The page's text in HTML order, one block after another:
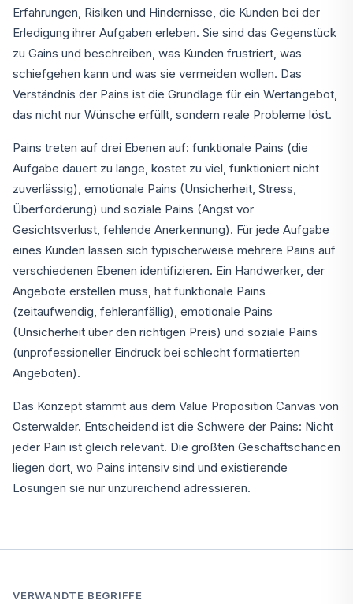
Erfahrungen, Risiken und Hindernisse, die Kunden bei der
Erledigung ihrer Aufgaben erleben. Sie sind das Gegenstück
zu Gains und beschreiben, was Kunden frustriert, was
schiefgehen kann und was sie vermeiden wollen. Das
Verständnis der Pains ist die Grundlage für ein Wertangebot,
das nicht nur Wünsche erfüllt, sondern reale Probleme löst.
Pains treten auf drei Ebenen auf: funktionale Pains (die
Aufgabe dauert zu lange, kostet zu viel, funktioniert nicht
zuverlässig), emotionale Pains (Unsicherheit, Stress,
Überforderung) und soziale Pains (Angst vor
Gesichtsverlust, fehlende Anerkennung). Für jede Aufgabe
eines Kunden lassen sich typischerweise mehrere Pains auf
verschiedenen Ebenen identifizieren. Ein Handwerker, der
Angebote erstellen muss, hat funktionale Pains
(zeitaufwendig, fehleranfällig), emotionale Pains
(Unsicherheit über den richtigen Preis) und soziale Pains
(unprofessioneller Eindruck bei schlecht formatierten
Angeboten).
Das Konzept stammt aus dem Value Proposition Canvas von
Osterwalder. Entscheidend ist die Schwere der Pains: Nicht
jeder Pain ist gleich relevant. Die größten Geschäftschancen
liegen dort, wo Pains intensiv sind und existierende
Lösungen sie nur unzureichend adressieren.
VERWANDTE BEGRIFFE